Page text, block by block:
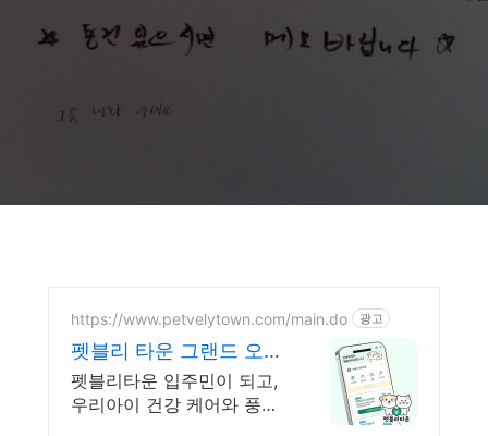
https://www.petvelytown.com/main.do 광고
펫블리 타운 그랜드 오픈
오픈 이벤트 진행 중!
펫블리타운 입주민이 되고,
우리아이 건강 케어와 풍성